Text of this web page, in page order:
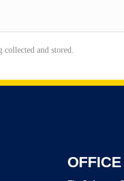
and stored.
OFFICE